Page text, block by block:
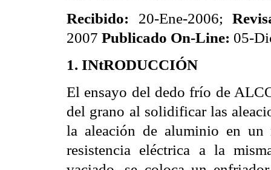
Recibido: 20-Ene-2006;
2007 Publicado On-Line: 05-
1. INtRODUCCIÓN
El ensayo del dedo frío de
del grano al solidificar las
la aleación de aluminio en un
resistencia eléctrica a la